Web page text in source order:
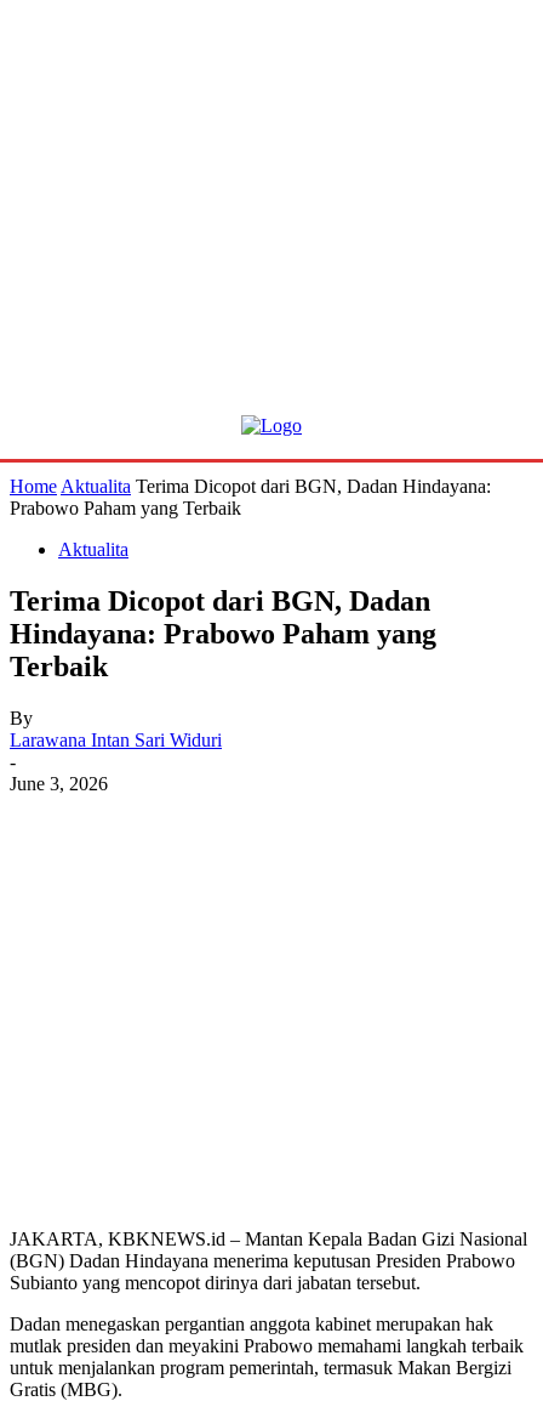
Home Aktualita Terima Dicopot dari BGN, Dadan Hindayana:
Prabowo Paham yang Terbaik
Aktualita
Terima Dicopot dari BGN, Dadan
Hindayana: Prabowo Paham yang
Terbaik
By
Larawana Intan Sari Widuri
-
June 3, 2026
JAKARTA, KBKNEWS.id – Mantan Kepala Badan Gizi Nasional
(BGN) Dadan Hindayana menerima keputusan Presiden Prabowo
Subianto yang mencopot dirinya dari jabatan tersebut.
Dadan menegaskan pergantian anggota kabinet merupakan hak
mutlak presiden dan meyakini Prabowo memahami langkah terbaik
untuk menjalankan program pemerintah, termasuk Makan Bergizi
Gratis (MBG).